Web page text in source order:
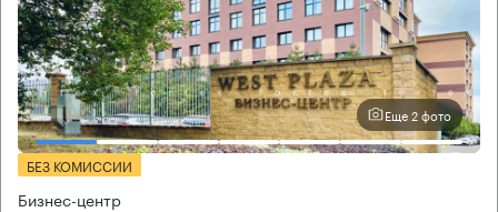
Еще 2 фото
БЕЗ КОМИССИИ
Бизнес-центр